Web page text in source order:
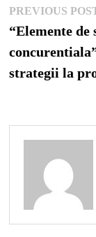
Post
navigation
PREVIOUS
“Elemente de
strategii la